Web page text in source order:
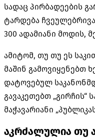
სადაც პირბადეების
ტარდება
300 ადამიანი მოდის,
ამიტომ, თუ თუ ეს
მაშინ გამოვიყენებთ
დატოვებულ
გავაკეთებთ „გირჩის“
მაჭავარიანი
აკრძალულია თუ